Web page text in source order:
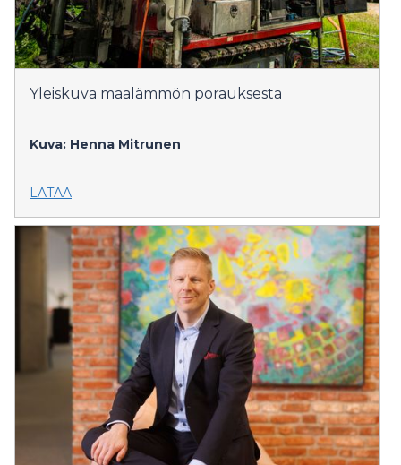
Yleiskuva maalämmön porauksesta
Kuva: Henna Mitrunen
LATAA